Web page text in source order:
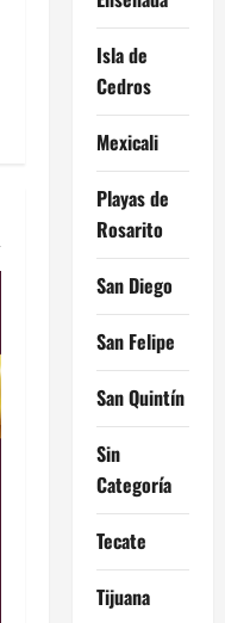
Isla de
Cedros
Mexicali
Playas de
Rosarito
San Diego
San Felipe
San Quintín
Sin
Categoría
Tecate
Tijuana